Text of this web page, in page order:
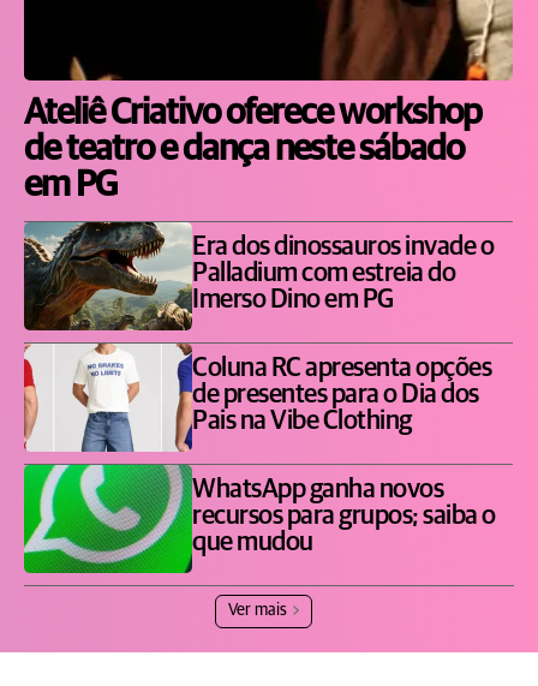
Ateliê Criativo oferece workshop
de teatro e dança neste sábado
em PG
Era dos dinossauros invade o
Palladium com estreia do
Imerso Dino em PG
Coluna RC apresenta opções
de presentes para o Dia dos
Pais na Vibe Clothing
WhatsApp ganha novos
recursos para grupos; saiba o
que mudou
Ver mais